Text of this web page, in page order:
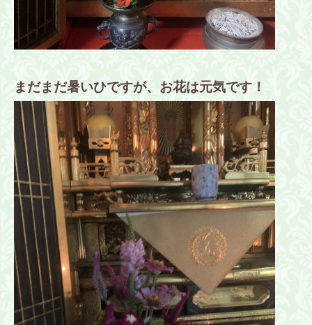
まだまだ暑いひですが、お花は元気です！